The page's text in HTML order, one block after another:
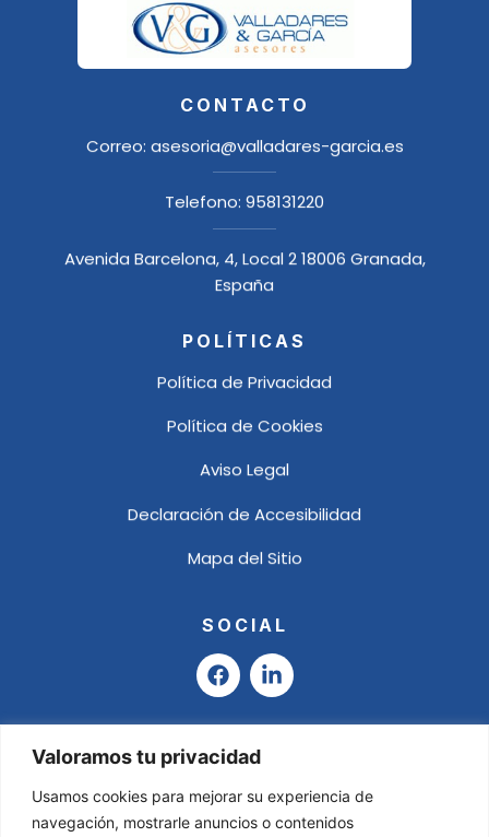
Valoramos tu privacidad
Usamos cookies para mejorar su experiencia de
navegación, mostrarle anuncios o contenidos
CONTACTO
Correo: asesoria@valladares-garcia.es
Telefono: 958131220
Avenida Barcelona, 4, Local 2 18006 Granada,
España
POLÍTICAS
Política de Privacidad
Política de Cookies
Aviso Legal
Declaración de Accesibilidad
Mapa del Sitio
SOCIAL
F
a
e
b
o
o
k
L
i
k
i
n